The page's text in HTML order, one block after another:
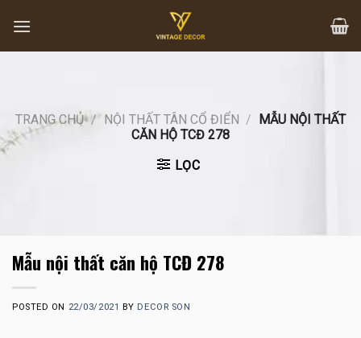
content
TRANG CHỦ / NỘI THẤT TÂN CỔ ĐIỂN / MẪU NỘI THẤT
CĂN HỘ TCĐ 278
LỌC
Mẫu nội thất căn hộ TCĐ 278
POSTED ON 22/03/2021 BY DECOR SON